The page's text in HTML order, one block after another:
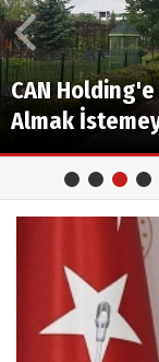
CAN
Almak